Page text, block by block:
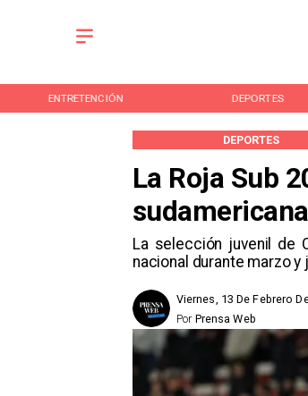
ENTRETENCIÓN DEPORTES
La Roja Sub
La selección juvenil de
nacional durante marzo
DEPORTES
Viernes, 13 De Febrero
Prensa Web
Por